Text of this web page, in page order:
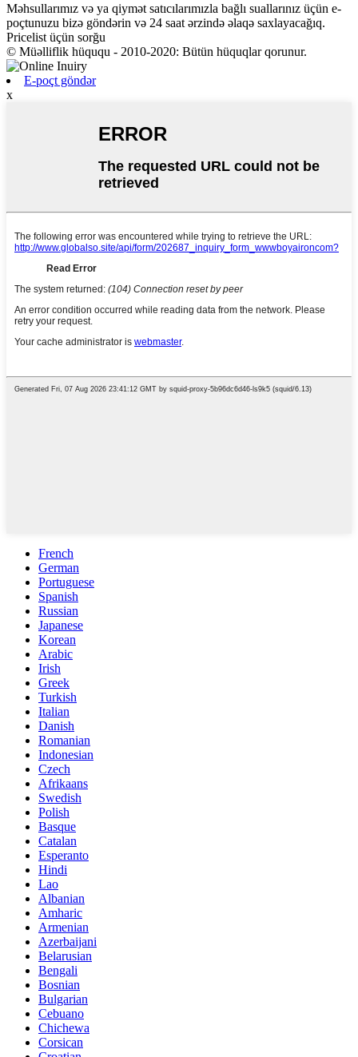
Məhsullarımız və ya qiymət satıcılarımızla bağlı suallarınız üçün e-
poçtunuzu bizə göndərin və 24 saat ərzində əlaqə saxlayacağıq.
Pricelist üçün sorğu
© Müəlliflik hüququ - 2010-2020: Bütün hüquqlar qorunur.
E-poçt göndər
x
French
German
Portuguese
Spanish
Russian
Japanese
Korean
Arabic
Irish
Greek
Turkish
Italian
Danish
Romanian
Indonesian
Czech
Afrikaans
Swedish
Polish
Basque
Catalan
Esperanto
Hindi
Lao
Albanian
Amharic
Armenian
Azerbaijani
Belarusian
Bengali
Bosnian
Bulgarian
Cebuano
Chichewa
Corsican